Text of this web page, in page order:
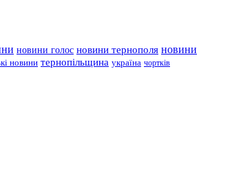
новини голос новини тернополя новини
новини тернопільщина україна чортків